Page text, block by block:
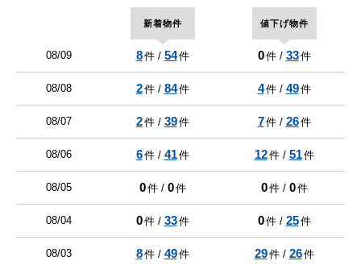
新着物件 値下げ物件
08/09 8件 / 54件 0件 / 33件
08/08 2件 / 84件 4件 / 49件
08/07 2件 / 39件 7件 / 26件
08/06 6件 / 41件 12件 / 51件
08/05 0件 / 0件 0件 / 0件
08/04 0件 / 33件 0件 / 25件
08/03 8件 / 49件 29件 / 26件